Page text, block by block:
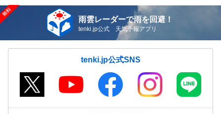
雨雲レーダーで雨を回避！
tenki.jp公式 天気予報アプリ
tenki.jp公式SNS